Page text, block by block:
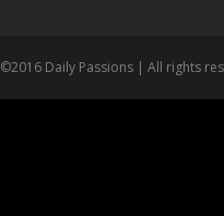
©2016 Daily Passions | All rights